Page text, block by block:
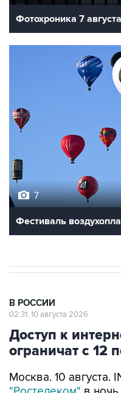
Фотохроника 7 августа
7
Фестиваль
В РОССИИ
02:31, 10 августа 2026
Доступ к
ограничат с 12
Москва. 10 августа.